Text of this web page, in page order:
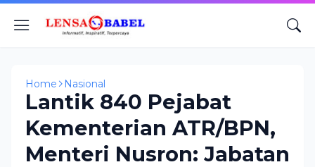
Home Nasional
Lantik 840 Pejabat
Kementerian ATR/BPN,
Menteri Nusron: Jabatan